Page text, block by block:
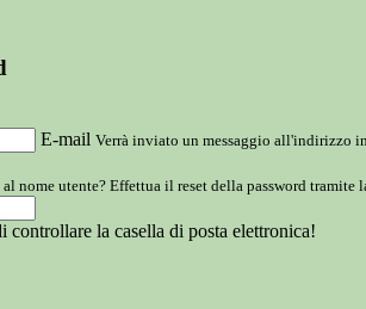
E-mail Verrà inviato un messaggio all'indirizzo
nome utente? Effettua il reset della password tramite
controllare la casella di posta elettronica!